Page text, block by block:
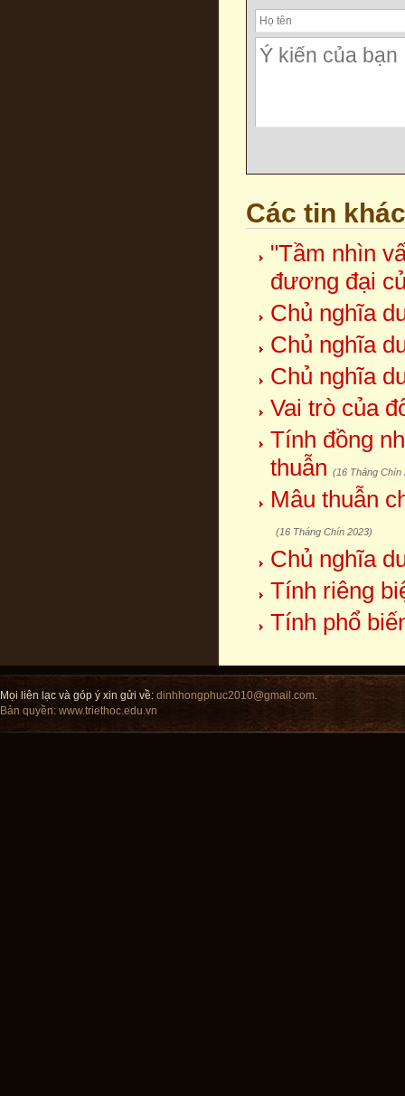
Các tin khác
"Tầm nhìn
đương đại
Chủ nghĩa
Chủ nghĩa
Chủ nghĩa
Vai trò của
Tính đồng
thuẫn (16 Tháng Chín
Mâu thuẫn
(16 Tháng Chín 2023)
Chủ nghĩa
Tính riêng
Tính phổ
Mọi liên lạc và góp ý xin gửi về: dinhhongphuc2010@gmail.com.
Bản quyền: www.triethoc.edu.vn